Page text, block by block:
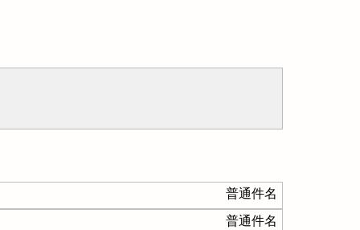
普通件名
普通件名